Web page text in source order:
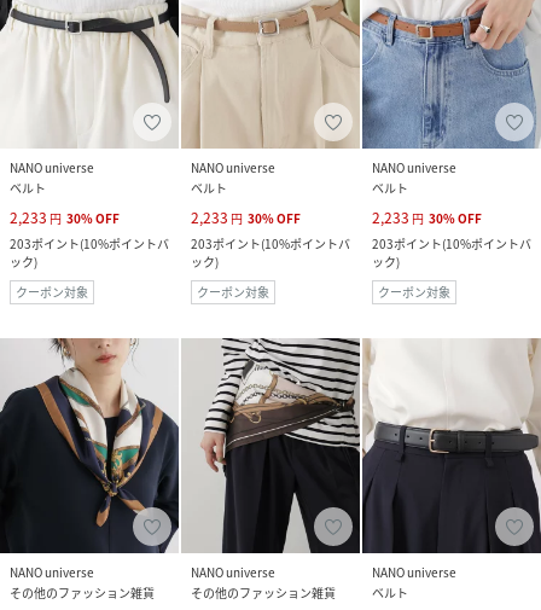
NANO universe
ベルト
2,233 円 30%OFF
203ポイント(10%ポイントバ
ック)
クーポン対象
NANO universe
ベルト
2,233 円 30%OFF
203ポイント(10%ポイントバ
ック)
クーポン対象
NANO universe
ベルト
2,233 円 30%OFF
203ポイント(10%ポイントバ
ック)
クーポン対象
NANO universe
その他のファッション雑貨
NANO universe
その他のファッション雑貨
NANO universe
ベルト